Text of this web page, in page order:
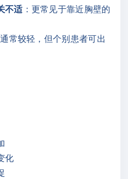
不适 ：更常见于靠近胸壁的
通常较轻，但个别患者可出
化